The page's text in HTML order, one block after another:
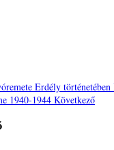
Erdély történetében
1940-1944 Következő